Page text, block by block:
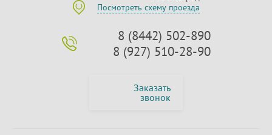
Посмотреть схему проезда
8 (8442) 502-890
8 (927) 510-28-90
Заказать
звонок